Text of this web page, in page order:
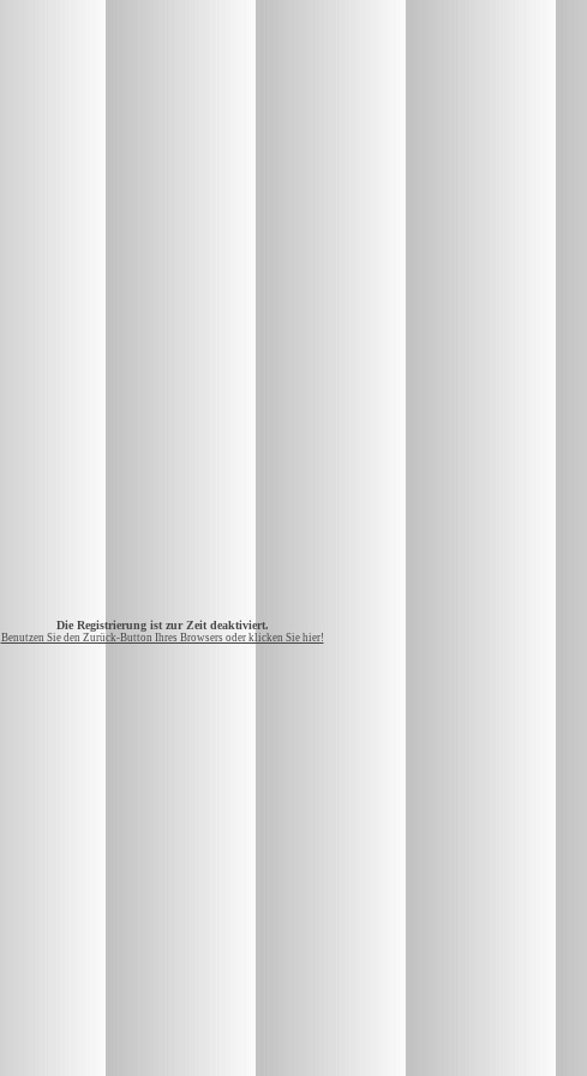
Die Registrierung ist zur Zeit deaktiviert.
Benutzen Sie den Zurück-Button Ihres Browsers oder klicken Sie hier!